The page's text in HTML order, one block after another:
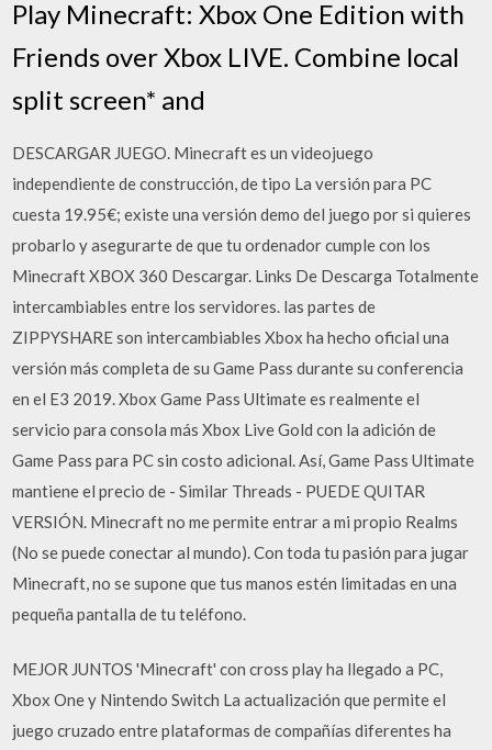
Play Minecraft: Xbox One Edition with
Friends over Xbox LIVE. Combine local
split screen* and
DESCARGAR JUEGO. Minecraft es un videojuego
independiente de construcción, de tipo La versión para PC
cuesta 19.95€; existe una versión demo del juego por si quieres
probarlo y asegurarte de que tu ordenador cumple con los
Minecraft XBOX 360 Descargar. Links De Descarga Totalmente
intercambiables entre los servidores. las partes de
ZIPPYSHARE son intercambiables Xbox ha hecho oficial una
versión más completa de su Game Pass durante su conferencia
en el E3 2019. Xbox Game Pass Ultimate es realmente el
servicio para consola más Xbox Live Gold con la adición de
Game Pass para PC sin costo adicional. Así, Game Pass Ultimate
mantiene el precio de - Similar Threads - PUEDE QUITAR
VERSIÓN. Minecraft no me permite entrar a mi propio Realms
(No se puede conectar al mundo). Con toda tu pasión para jugar
Minecraft, no se supone que tus manos estén limitadas en una
pequeña pantalla de tu teléfono.
MEJOR JUNTOS 'Minecraft' con cross play ha llegado a PC,
Xbox One y Nintendo Switch La actualización que permite el
juego cruzado entre plataformas de compañías diferentes ha